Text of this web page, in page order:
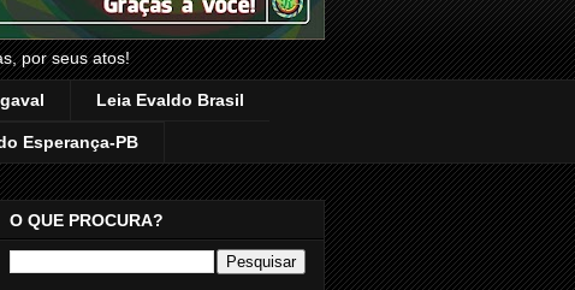
por seus atos!
Leia Evaldo Brasil
Esperança-PB
O QUE PROCURA?